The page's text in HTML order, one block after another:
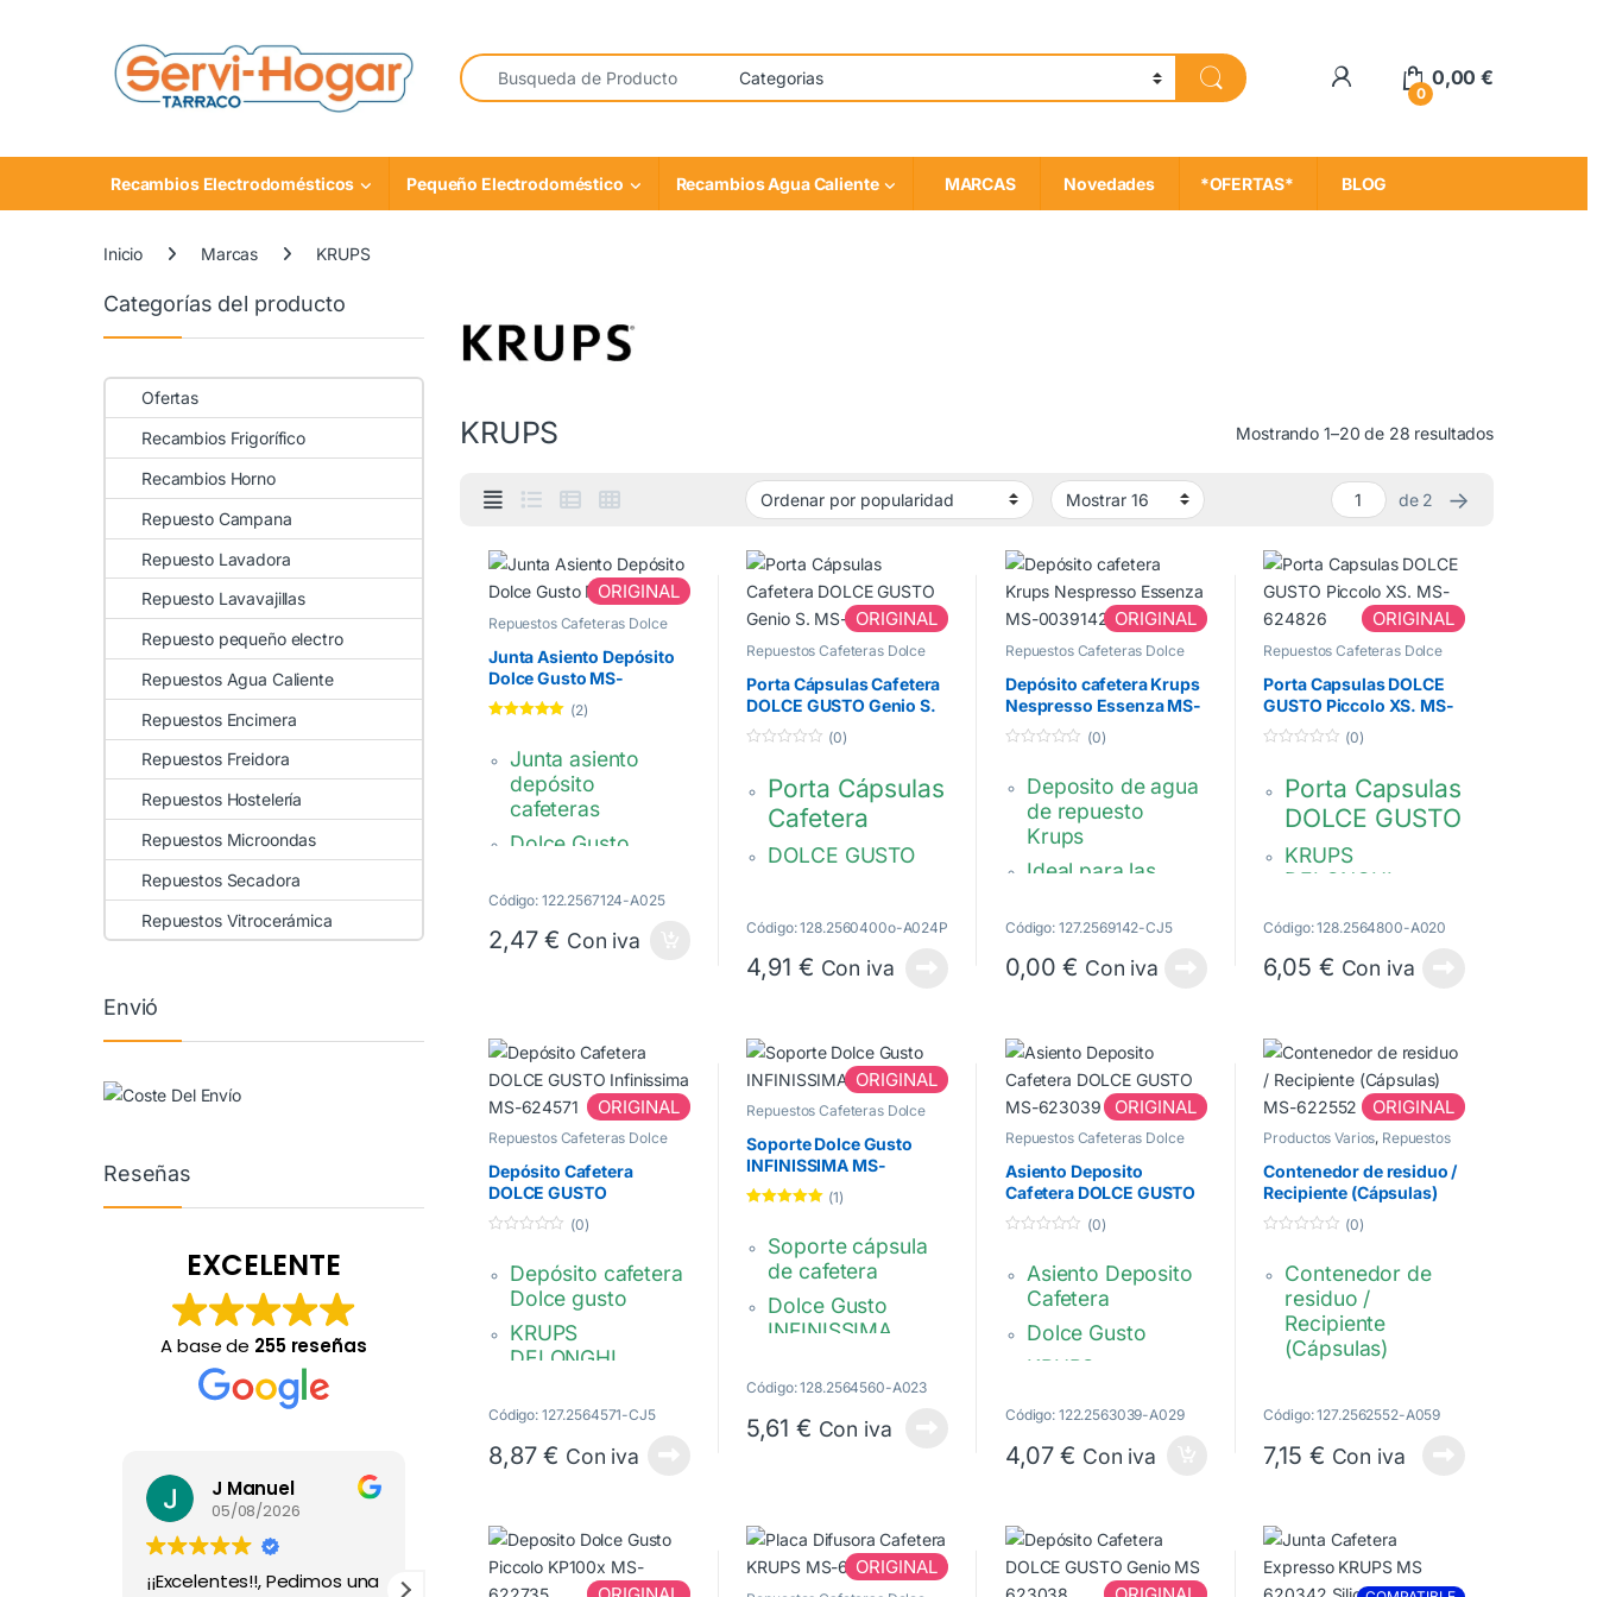
Buscar:
My Account
0
0,00€
Recambios Electrodomésticos Pequeño Electrodoméstico Recambios Agua Caliente MARCAS Novedades *OFERTAS* BLOG
Inicio Marcas KRUPS
KRUPS Mostrando 1–20 de 28 resultadosOrdenado
de 2 →
ORIGINAL
Repuestos Cafeteras Dolce
Gusto
Junta Asiento Depósito
Dolce Gusto MS-
0907124
(2)
Junta asiento
depósito
cafeteras
Dolce Gusto
DELONGHI
MS-0907124,
Código: 122.2567124-A025
2,47€ Con iva
ORIGINAL
Repuestos Cafeteras Dolce
Gusto
Porta Cápsulas Cafetera
DOLCE GUSTO Genio S.
MS-625000
5
(0)
Porta Cápsulas
Cafetera
DOLCE GUSTO
touch
MS-625000
Código: 128.2560400o-A024P
4,91 € Con iva
ORIGINAL
Repuestos Cafeteras Dolce
Gusto
Depósito cafetera Krups
Nespresso Essenza MS-
0039142
e
(0)
Deposito de agua
de repuesto
Krups
Ideal para las
Nespresso Krups
Essenza XN Serie
XN 2000, XN
2008, XN 2009,
XN 2100, XN 2105
y XN 2107
MS-0039142
Código: 127.2569142-CJ5
0,00€ Con iva
ORIGINAL
Repuestos Cafeteras Dolce
Gusto
Porta Capsulas DOLCE
GUSTO Piccolo XS. MS-
624826
5
(0)
Porta Capsulas
DOLCE GUSTO
KRUPS
DELONGHI
MS-624826,
WI1862
Código: 128.2564800-A020
6,05 € Con iva
ORIGINAL
Repuestos Cafeteras Dolce
Gusto
Depósito Cafetera
DOLCE GUSTO
Infinissima MS-624571
e
(0)
Depósito cafetera
Dolce gusto
KRUPS
DELONGHI
litros.
Plástico
Código: 127.2564571-CJ5
8,87€ Con iva
ORIGINAL
Repuestos Cafeteras Dolce
Gusto
Soporte Dolce Gusto
INFINISSIMA MS-
624560
(1)
Soporte cápsula
de cafetera
Dolce Gusto
INFINISSIMA
KRUPS –
DELONGHI
chorro de agua.
MS-624560
Código: 128.2564560-A023
5,61 € Con iva
ORIGINAL
Repuestos Cafeteras Dolce
Gusto
Asiento Deposito
Cafetera DOLCE GUSTO
MS-623039
e
(0)
Asiento Deposito
Cafetera
Dolce Gusto
KRUPS
Modelos Genio
MS-623039,
Código: 122.2563039-A029
4,07€ Con iva
ORIGINAL
Productos Varios, Repuestos
Cafeteras Dolce Gusto
Contenedor de residuo /
Recipiente (Cápsulas)
MS-622552
e
(0)
Contenedor de
residuo /
Recipiente
(Cápsulas)
NESPRESO
MS-622552
Código: 127.2562552-A059
7,15 € Con iva
ORIGINAL
Categorías del producto
Ofertas
Recambios Frigorífico
Recambios Horno
Repuesto Campana
Repuesto Lavadora
Repuesto Lavavajillas
Repuesto pequeño electro
Repuestos Agua Caliente
Repuestos Encimera
Repuestos Freidora
Repuestos Hostelería
Repuestos Microondas
Repuestos Secadora
Repuestos Vitrocerámica
Envió
Reseñas
EXCELENTE
A base de 255 reseñas
J Manuel
05/08/2026
¡¡Excelentes!!, Pedimos una
Personal amable y
Después de buscar en
Recambios originales
Top tots els recanvis